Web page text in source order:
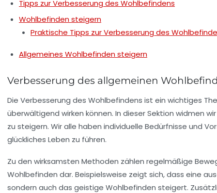
Tipps zur Verbesserung des Wohlbefindens
Wohlbefinden steigern
Praktische Tipps zur Verbesserung des
Allgemeines Wohlbefinden steigern
Verbesserung des allgemeinen
Die Verbesserung des Wohlbefindens ist ein wichtiges
überwältigend wirken können. In dieser Sektion widmen
zu steigern. Wir alle haben individuelle Bedürfnisse und
glückliches Leben zu führen.
Zu den wirksamsten Methoden zählen regelmäßige
Wohlbefinden dar. Beispielsweise zeigt sich, dass eine
sondern auch das geistige Wohlbefinden steigert.